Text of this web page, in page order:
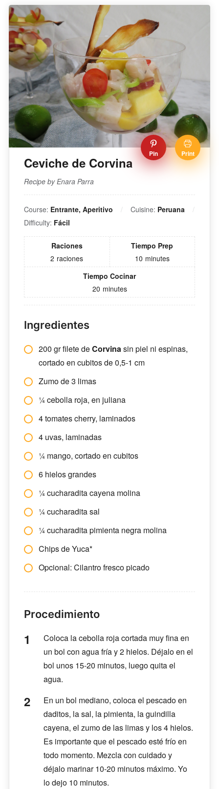
Pin Print
Ceviche de Corvina
Recipe by Enara Parra
Course: Entrante, Aperitivo Cuisine: Peruana
Difficulty: Fácil
Raciones
2 raciones
Tiempo Prep
10 minutes
Tiempo Cocinar
20 minutes
Ingredientes
200 gr filete deCorvinasin piel ni espinas,
cortado en cubitos de 0,5-1 cm
Zumo de 3 limas
¼ cebolla roja, en juliana
4 tomates cherry, laminados
4 uvas, laminadas
¼ mango, cortado en cubitos
6 hielos grandes
¼ cucharadita cayena molina
¼ cucharadita sal
¼ cucharadita pimienta negra molina
Chips de Yuca*
Opcional: Cilantro fresco picado
Procedimiento
Coloca la cebolla roja cortada muy fina en
un bol con agua fría y 2 hielos. Déjalo en el
bol unos 15-20 minutos, luego quita el
agua.
En un bol mediano, coloca el pescado en
daditos, la sal, la pimienta, la guindilla
cayena, el zumo de las limas y los 4 hielos.
Es importante que el pescado esté frío en
todo momento. Mezcla con cuidado y
déjalo marinar 10-20 minutos máximo. Yo
lo dejo 10 minutos.